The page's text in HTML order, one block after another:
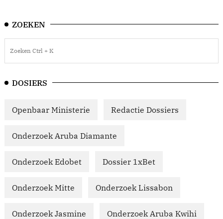
ZOEKEN
DOSIERS
Openbaar Ministerie Redactie Dossiers
Onderzoek Aruba Diamante
Onderzoek Edobet Dossier 1xBet
Onderzoek Mitte Onderzoek Lissabon
Onderzoek Jasmine Onderzoek Aruba Kwihi